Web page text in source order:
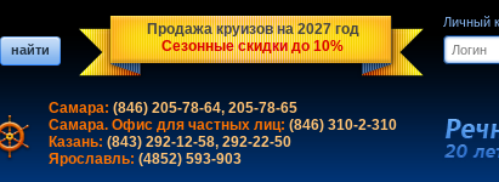
найти
Продажа круизов на 2027 год
Сезонные скидки до 10%
Личный
Самара: (846) 205-78-64, 205-78-65
Самара. Офис для частных лиц: (846) 310-2-310
Казань: (843) 292-12-58, 292-22-50
Ярославль: (4852) 593-903